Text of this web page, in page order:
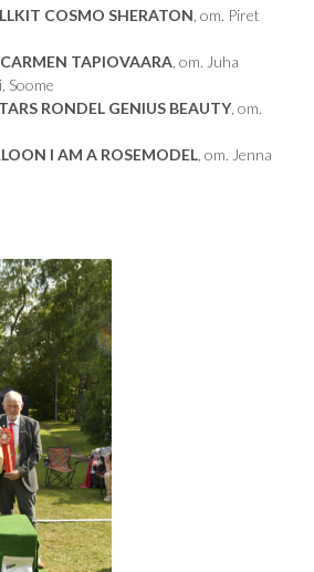
COSMO SHERATON , om. Piret
TAPIOVAARA , om. Juha
Soome
RONDEL GENIUS BEAUTY, om.
I AM A ROSEMODEL , om. Jenna